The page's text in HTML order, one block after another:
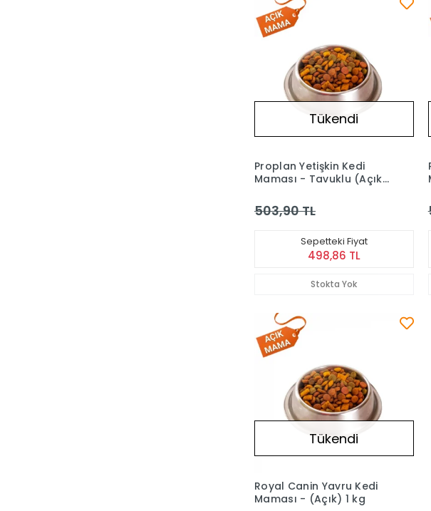
Tükendi
Proplan Yetişkin Kedi
Maması - Tavuklu (Açık)
503,90 TL
Sepetteki Fiyat
498,86 TL
Stokta Yok
Tükendi
Royal Canin Yavru Kedi
Maması - (Açık) 1 kg